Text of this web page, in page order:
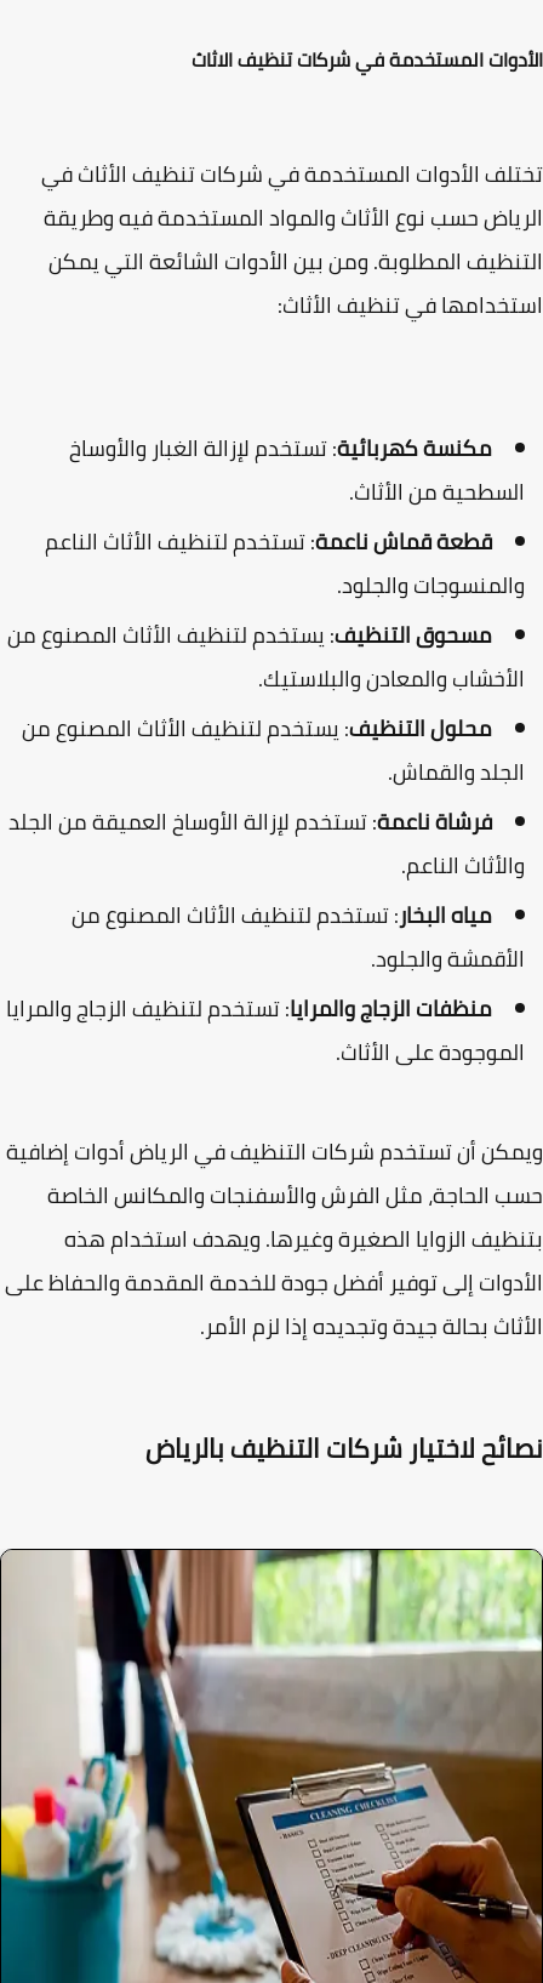
المستخدمة في شركات تنظيف الاثاث
الأدوات المستخدمة في شركات تنظيف الأثاث في
حسب نوع الأثاث والمواد المستخدمة فيه وطريقة
المطلوبة. ومن بين الأدوات الشائعة التي يمكن
في تنظيف الأثاث:
مكنسة كهربائية: تستخدم لإزالة الغبار والأوساخ
من الأثاث.
قطعة قماش ناعمة: تستخدم لتنظيف الأثاث الناعم
والجلود.
مسحوق التنظيف: يستخدم لتنظيف الأثاث المصنوع من
والمعادن والبلاستيك.
محلول التنظيف: يستخدم لتنظيف الأثاث المصنوع من
والقماش.
فرشاة ناعمة: تستخدم لإزالة الأوساخ العميقة من الجلد
الناعم.
مياه البخار: تستخدم لتنظيف الأثاث المصنوع من
والجلود.
منظفات الزجاج والمرايا: تستخدم لتنظيف الزجاج والمرايا
على الأثاث.
أن تستخدم شركات التنظيف في الرياض أدوات إضافية
الحاجة، مثل الفرش والأسفنجات والمكانس الخاصة
الزوايا الصغيرة وغيرها. ويهدف استخدام هذه
إلى توفير أفضل جودة للخدمة المقدمة والحفاظ على
بحالة جيدة وتجديده إذا لزم الأمر.
لاختيار شركات التنظيف بالرياض